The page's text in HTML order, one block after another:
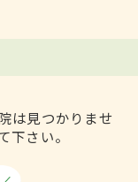
は見つかりませ
下さい。